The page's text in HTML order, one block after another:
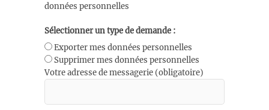
données personnelles
Sélectionner un type de demande :
Exporter mes données personnelles
Supprimer mes données personnelles
Votre adresse de messagerie (obligatoire)